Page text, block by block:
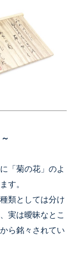
「菊の花」のよ
す。
類としては分け
実は曖昧なとこ
ら銘々されてい